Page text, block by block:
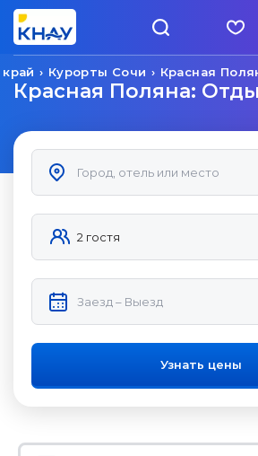
Красная
Курорты Сочи
Красная Поляна:
Узнать цены